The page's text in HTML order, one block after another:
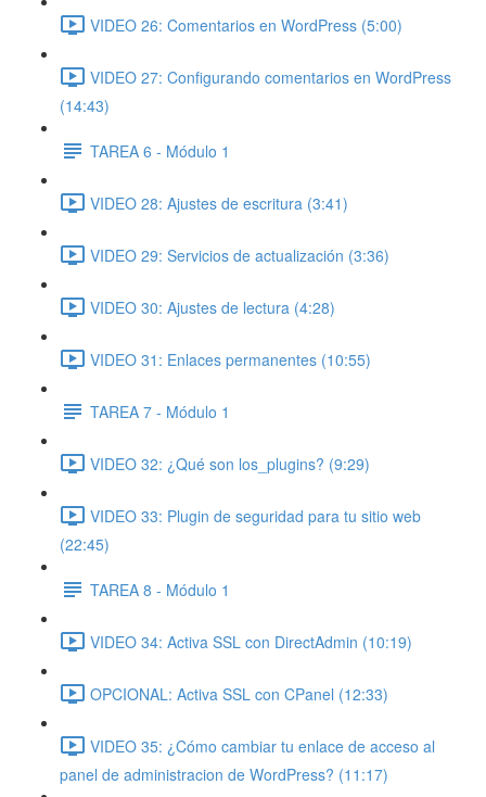
VIDEO 26: Comentarios en WordPress (5:00)
VIDEO 27: Configurando comentarios en WordPress
(14:43)
TAREA 6 - Módulo 1
VIDEO 28: Ajustes de escritura (3:41)
VIDEO 29: Servicios de actualización (3:36)
VIDEO 30: Ajustes de lectura (4:28)
VIDEO 31: Enlaces permanentes (10:55)
TAREA 7 - Módulo 1
VIDEO 32: ¿Qué son los_plugins? (9:29)
VIDEO 33: Plugin de seguridad para tu sitio web
(22:45)
TAREA 8 - Módulo 1
VIDEO 34: Activa SSL con DirectAdmin (10:19)
OPCIONAL: Activa SSL con CPanel (12:33)
VIDEO 35: ¿Cómo cambiar tu enlace de acceso al
panel de administracion de WordPress? (11:17)